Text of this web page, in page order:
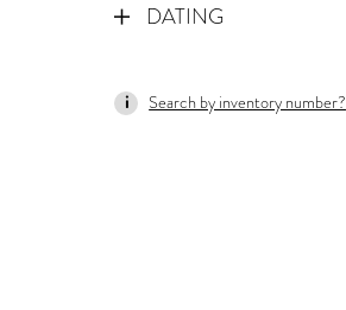
DATING
Search by inventory number?